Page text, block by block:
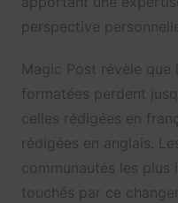
perspective
Magic Post révèle
formatées perdent
celles rédigées en
rédigées en anglais.
communautés les
touchés par ce